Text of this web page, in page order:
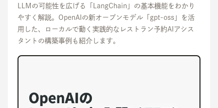
LLMの可能性を広げる「LangChain」の基本機能をわかり
やすく解説。OpenAIの新オープンモデル「gpt-oss」を活
用した、ローカルで動く実践的なレストラン予約AIアシス
タントの構築事例も紹介します。